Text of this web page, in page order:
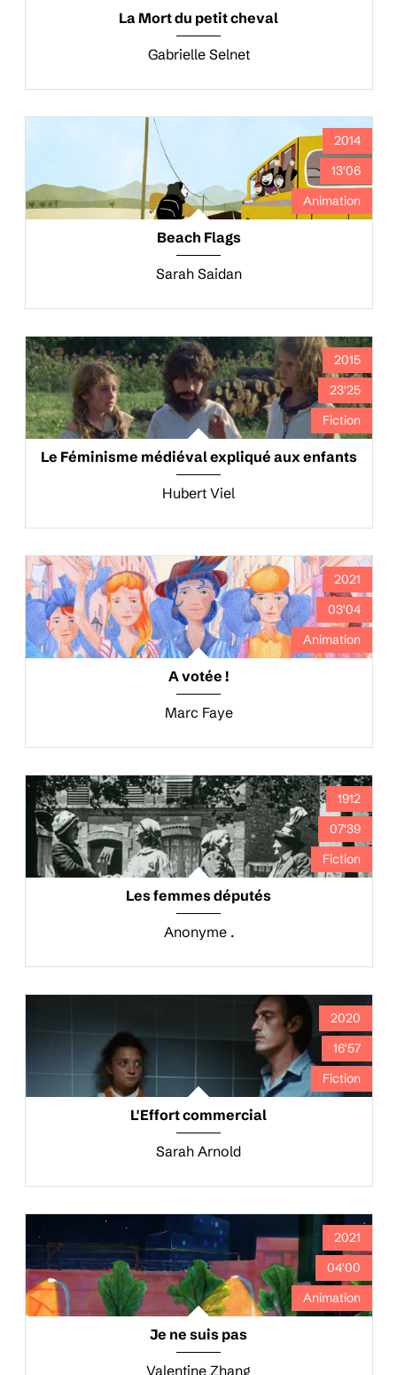
La Mort du petit cheval
Gabrielle Selnet
2014
13'06
Animation
Beach Flags
Sarah Saidan
2015
23'25
Fiction
Le Féminisme médiéval expliqué aux enfants
Hubert Viel
2021
03'04
Animation
A votée !
Marc Faye
1912
07'39
Fiction
Les femmes députés
Anonyme .
2020
16'57
Fiction
L'Effort commercial
Sarah Arnold
2021
04'00
Animation
Je ne suis pas
Valentine Zhang